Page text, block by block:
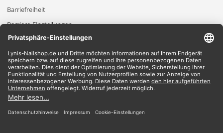
Barriefreiheit
Barriere-Einstellungen
2026 Lynis-Nailshop.de | Alle Rechte vorbehalten | Dein Nailshop für Nageldesign
Produkte
*Gilt für Lieferungen innerhalb Deutschlands, Lieferzeiten für andere Länder
entnehmen Sie bitte der Schaltfläche mit den Versandinformationen.
*Alle Preise verstehen sich inklusive Mehrwertsteuer und zzgl. Versandkosten
Wir akzeptieren